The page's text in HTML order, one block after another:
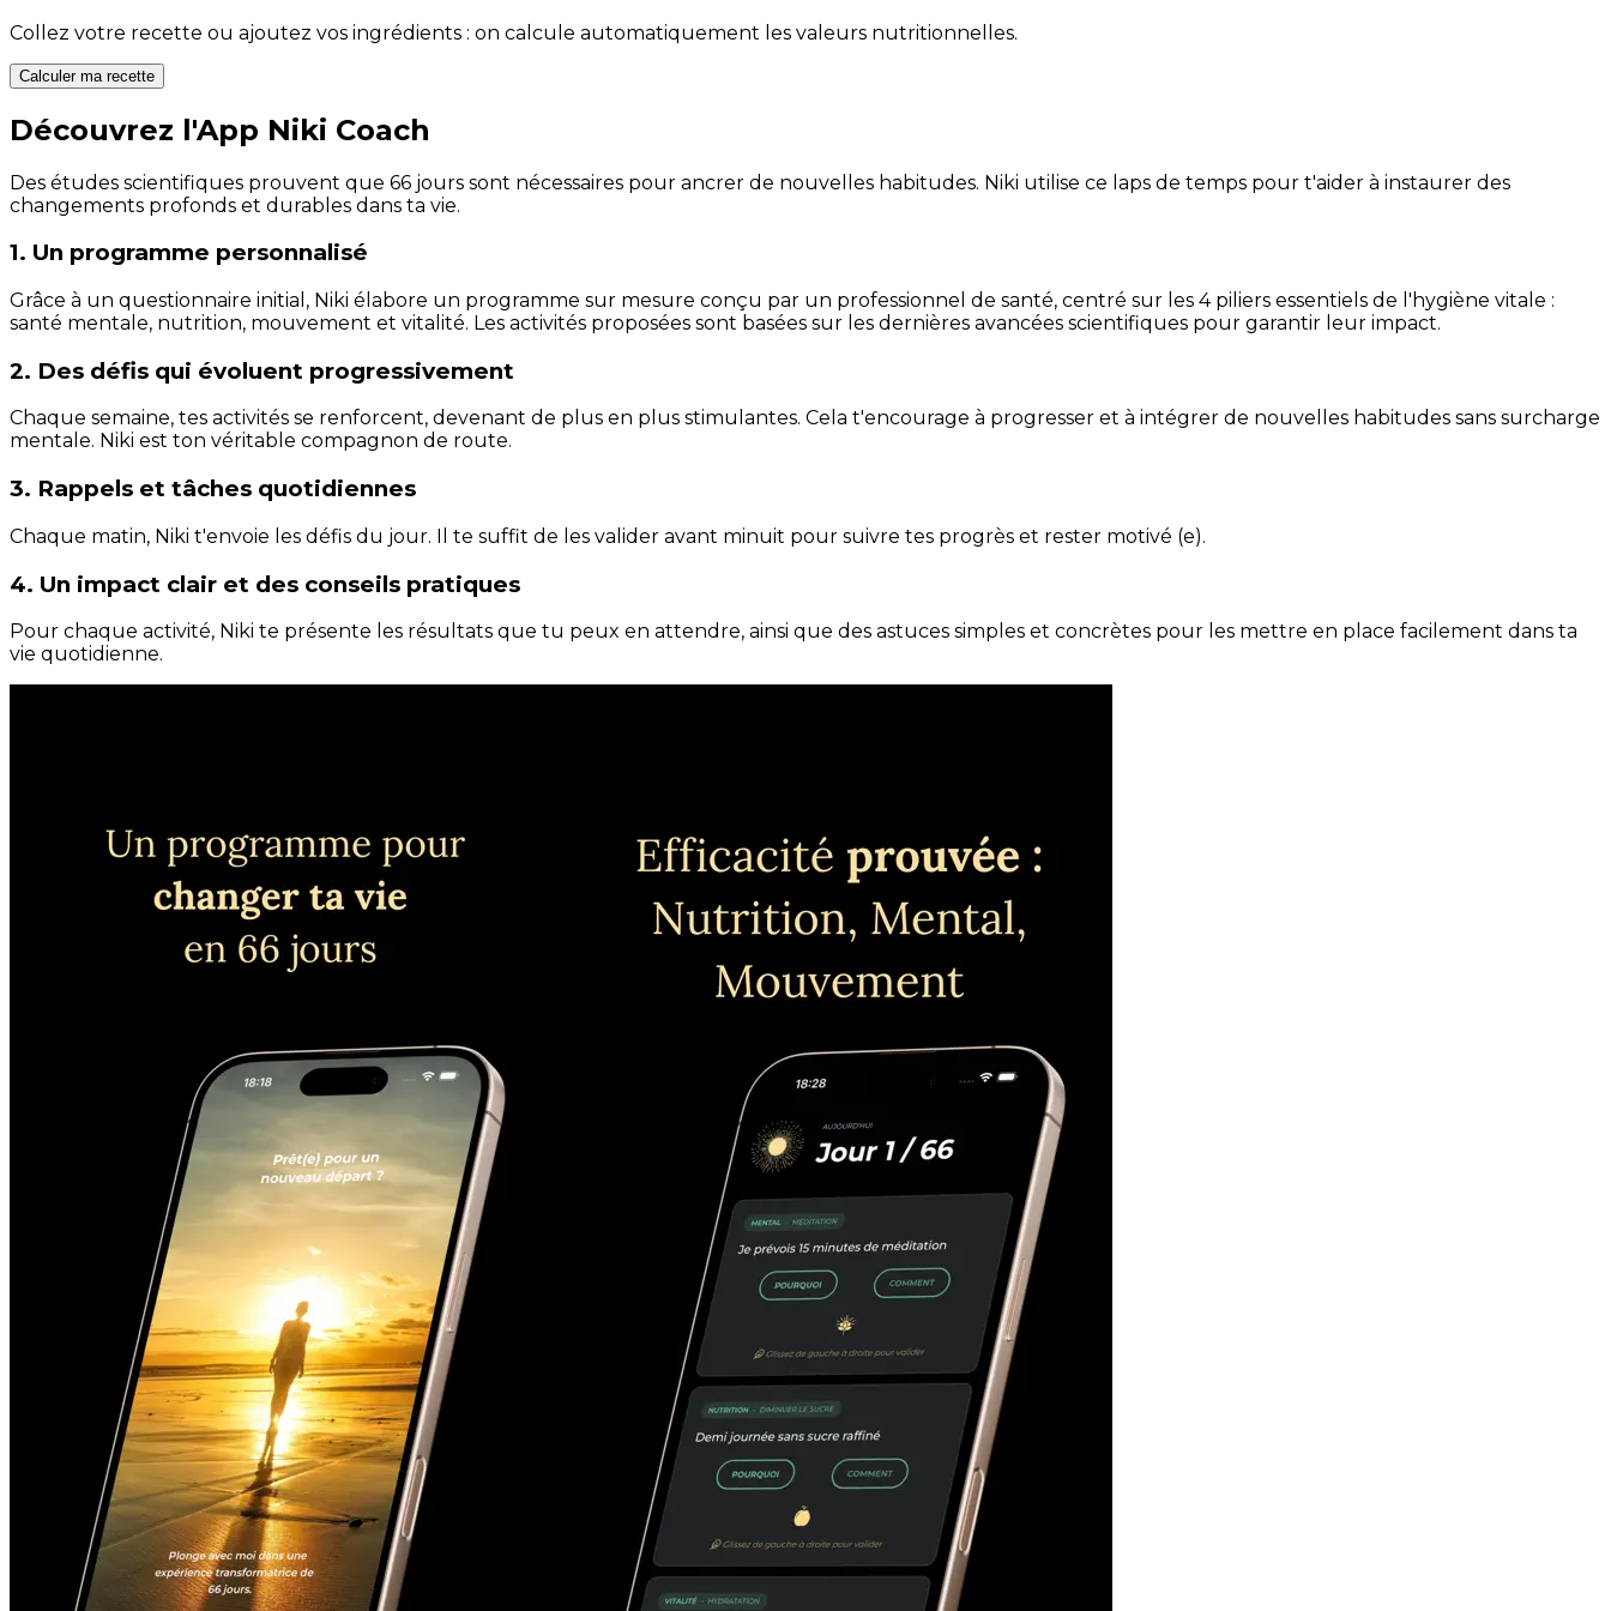
Collez votre recette ou ajoutez vos ingrédients : on calcule automatiquement les valeurs nutritionnelles.
Calculer ma recette
Découvrez l'App Niki Coach
Des études scientifiques prouvent que 66 jours sont nécessaires pour ancrer de nouvelles habitudes. Niki utilise ce laps de temps pour t'aider à instaurer des
changements profonds et durables dans ta vie.
1. Un programme personnalisé
Grâce à un questionnaire initial, Niki élabore un programme sur mesure conçu par un professionnel de santé, centré sur les 4 piliers essentiels de l'hygiène vitale :
santé mentale, nutrition, mouvement et vitalité. Les activités proposées sont basées sur les dernières avancées scientifiques pour garantir leur impact.
2. Des défis qui évoluent progressivement
Chaque semaine, tes activités se renforcent, devenant de plus en plus stimulantes. Cela t'encourage à progresser et à intégrer de nouvelles habitudes sans surcharge
mentale. Niki est ton véritable compagnon de route.
3. Rappels et tâches quotidiennes
Chaque matin, Niki t'envoie les défis du jour. Il te suffit de les valider avant minuit pour suivre tes progrès et rester motivé (e).
4. Un impact clair et des conseils pratiques
Pour chaque activité, Niki te présente les résultats que tu peux en attendre, ainsi que des astuces simples et concrètes pour les mettre en place facilement dans ta
vie quotidienne.